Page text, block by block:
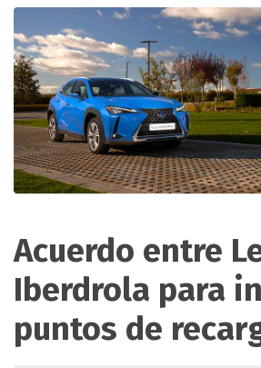
Acuerdo entre
Iberdrola para
puntos de